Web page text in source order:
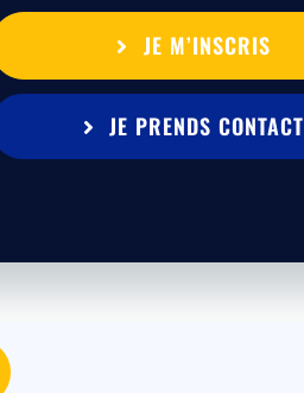
JE M’INSCRIS
JE PRENDS CONTACT